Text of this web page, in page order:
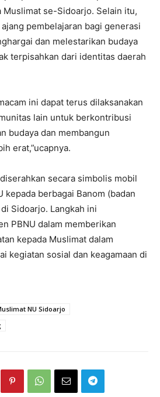
Muslimat se-Sidoarjo. Selain itu,
pembelajaran bagi generasi
dan melestarikan budaya
terpisahkan dari identitas daerah
ini dapat terus dilaksanakan
lain untuk berkontribusi
budaya dan membangun
erat,”ucapnya.
secara simbolis mobil
kepada berbagai Banom (badan
Sidoarjo. Langkah ini
PBNU dalam memberikan
kepada Muslimat dalam
kegiatan sosial dan keagamaan di
NU Sidoarjo